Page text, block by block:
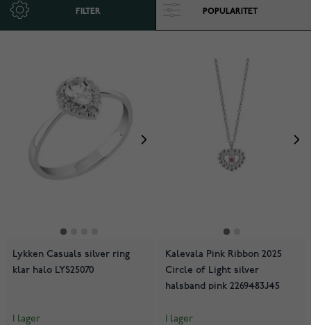
FILTER
Lykken Casuals silver ring
klar halo LYS25070
I lager
Kalevala Pink Ribbon 2025
Circle of Light silver
halsband pink 2269483J45
I lager